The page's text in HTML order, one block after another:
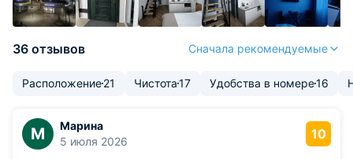
36 отзывов Сначала рекомендуемые
Расположение21 Чистота17 Удобства в номере16
М
Марина
5 июля 2026
10